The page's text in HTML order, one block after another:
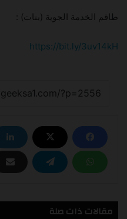
طاقم الخدمة الجوية (بنات) :
https://bit.ly/3uv14kH
مقالات ذات صلة